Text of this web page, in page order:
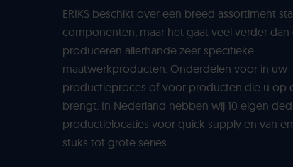
ERIKS beschikt over een breed assortiment
componenten, maar het gaat veel verder dan
produceren allerhande zeer specifieke
maatwerkproducten. Onderdelen voor in uw
productieproces of voor producten die u op
brengt. In Nederland hebben wij 10 eigen
productielocaties voor quick supply en van
stuks tot grote series.